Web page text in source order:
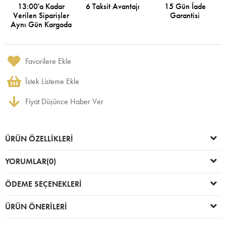
13:00'a Kadar
Verilen Siparişler
Aynı Gün Kargoda
6 Taksit Avantajı
15 Gün İade
Garantisi
Favorilere Ekle
İstek Listeme Ekle
Fiyat Düşünce Haber Ver
ÜRÜN ÖZELLIKLERI
YORUMLAR(0)
ÖDEME SEÇENEKLERI
ÜRÜN ÖNERILERI